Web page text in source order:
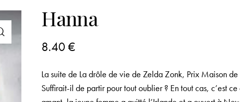
Hanna
8.40€
La suite de La drôle de vie de Zelda Zonk, Prix Maison
Suffirait-il de partir pour tout oublier ? En tout cas, c’est